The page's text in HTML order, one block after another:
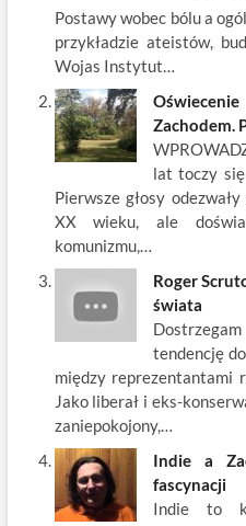
o
k
Postawy wobec bólu a
przykładzie ateistów,
Wojas Instytut…
Zachodem.
lat toczy
Pierwsze głosy
XX wieku, ale
komunizmu,…
Roger
świata
tendencję
między reprezentantami
Jako liberał i eks-
zaniepokojony,…
Indie a
fascynacji
Indie to